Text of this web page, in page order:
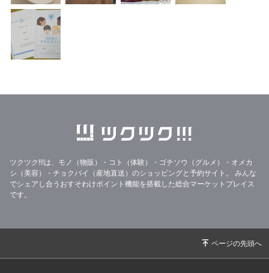
ツクツク!!!は、モノ（物販）・コト（体験）・ゴチソウ（グルメ）・オメカ
シ（美容）・チョクバイ（産地直送）のショッピングと予約サイト。
みんな
でシェアし合うおすそわけポイント機能を搭載した総合マーケットプレイス
です。